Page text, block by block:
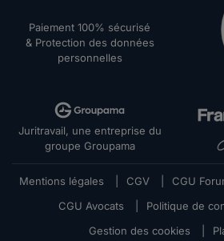
Paiement 100% sécurisé
& Protection des données
personnelles
Juritravail, une entreprise du
groupe Groupama
Mentions légales CGV CGU
CGU Avocats
Politique de
Gestion des cookies